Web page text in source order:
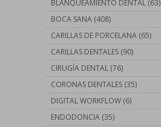
BLANQUEAMIENTO DENTAL (63)
BOCA SANA (408)
CARILLAS DE PORCELANA (65)
CARILLAS DENTALES (90)
CIRUGÍA DENTAL (76)
CORONAS DENTALES (35)
DIGITAL WORKFLOW (6)
ENDODONCIA (35)